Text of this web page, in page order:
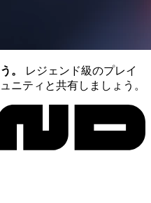
。
レジェンド級のプレイ
ニティと共有しましょう。